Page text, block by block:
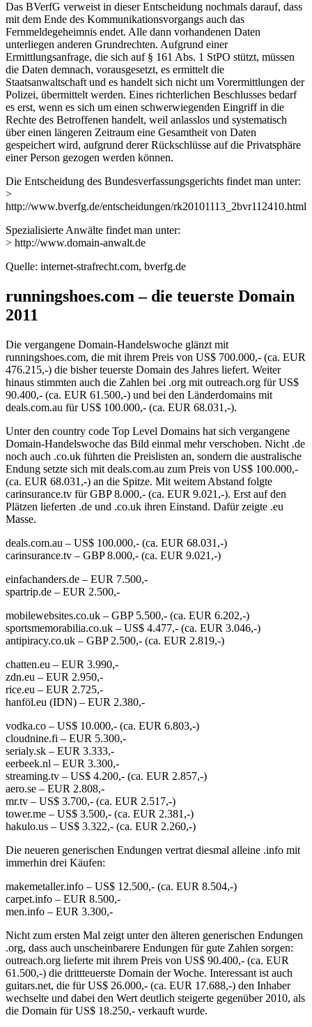
Das BVerfG verweist in dieser Entscheidung nochmals darauf, dass
mit dem Ende des Kommunikationsvorgangs auch das
Fernmeldegeheimnis endet. Alle dann vorhandenen Daten
unterliegen anderen Grundrechten. Aufgrund einer
Ermittlungsanfrage, die sich auf § 161 Abs. 1 StPO stützt, müssen
die Daten demnach, vorausgesetzt, es ermittelt die
Staatsanwaltschaft und es handelt sich nicht um Vorermittlungen der
Polizei, übermittelt werden. Eines richterlichen Beschlusses bedarf
es erst, wenn es sich um einen schwerwiegenden Eingriff in die
Rechte des Betroffenen handelt, weil anlasslos und systematisch
über einen längeren Zeitraum eine Gesamtheit von Daten
gespeichert wird, aufgrund derer Rückschlüsse auf die Privatsphäre
einer Person gezogen werden können.
Die Entscheidung des Bundesverfassungsgerichts findet man unter:
>
http://www.bverfg.de/entscheidungen/rk20101113_2bvr112410.html
Spezialisierte Anwälte findet man unter:
> http://www.domain-anwalt.de
Quelle: internet-strafrecht.com, bverfg.de
runningshoes.com – die teuerste Domain
2011
Die vergangene Domain-Handelswoche glänzt mit
runningshoes.com, die mit ihrem Preis von US$ 700.000,- (ca. EUR
476.215,-) die bisher teuerste Domain des Jahres liefert. Weiter
hinaus stimmten auch die Zahlen bei .org mit outreach.org für US$
90.400,- (ca. EUR 61.500,-) und bei den Länderdomains mit
deals.com.au für US$ 100.000,- (ca. EUR 68.031,-).
Unter den country code Top Level Domains hat sich vergangene
Domain-Handelswoche das Bild einmal mehr verschoben. Nicht .de
noch auch .co.uk führten die Preislisten an, sondern die australische
Endung setzte sich mit deals.com.au zum Preis von US$ 100.000,-
(ca. EUR 68.031,-) an die Spitze. Mit weitem Abstand folgte
carinsurance.tv für GBP 8.000,- (ca. EUR 9.021,-). Erst auf den
Plätzen lieferten .de und .co.uk ihren Einstand. Dafür zeigte .eu
Masse.
deals.com.au – US$ 100.000,- (ca. EUR 68.031,-)
carinsurance.tv – GBP 8.000,- (ca. EUR 9.021,-)
einfachanders.de – EUR 7.500,-
spartrip.de – EUR 2.500,-
mobilewebsites.co.uk – GBP 5.500,- (ca. EUR 6.202,-)
sportsmemorabilia.co.uk – US$ 4.477,- (ca. EUR 3.046,-)
antipiracy.co.uk – GBP 2.500,- (ca. EUR 2.819,-)
chatten.eu – EUR 3.990,-
zdn.eu – EUR 2.950,-
rice.eu – EUR 2.725,-
hanföl.eu (IDN) – EUR 2.380,-
vodka.co – US$ 10.000,- (ca. EUR 6.803,-)
cloudnine.fi – EUR 5.300,-
serialy.sk – EUR 3.333,-
eerbeek.nl – EUR 3.300,-
streaming.tv – US$ 4.200,- (ca. EUR 2.857,-)
aero.se – EUR 2.808,-
mr.tv – US$ 3.700,- (ca. EUR 2.517,-)
tower.me – US$ 3.500,- (ca. EUR 2.381,-)
hakulo.us – US$ 3.322,- (ca. EUR 2.260,-)
Die neueren generischen Endungen vertrat diesmal alleine .info mit
immerhin drei Käufen:
makemetaller.info – US$ 12.500,- (ca. EUR 8.504,-)
carpet.info – EUR 8.500,-
men.info – EUR 3.300,-
Nicht zum ersten Mal zeigt unter den älteren generischen Endungen
.org, dass auch unscheinbarere Endungen für gute Zahlen sorgen:
outreach.org lieferte mit ihrem Preis von US$ 90.400,- (ca. EUR
61.500,-) die drittteuerste Domain der Woche. Interessant ist auch
guitars.net, die für US$ 26.000,- (ca. EUR 17.688,-) den Inhaber
wechselte und dabei den Wert deutlich steigerte gegenüber 2010, als
die Domain für US$ 18.250,- verkauft wurde.